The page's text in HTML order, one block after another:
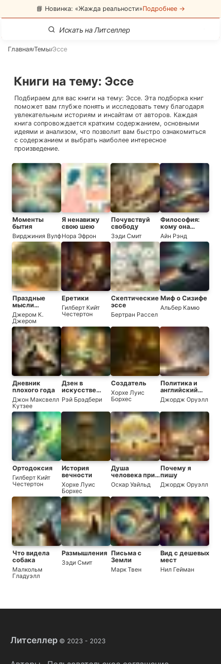
📘 Новинка: «Жажда реальности»Подробнее →
Главная/Темы/Эссе
Книги на тему: Эссе
Подбираем для вас книги на тему: Эссе. Эта подборка книг
поможет вам глубже понять и исследовать тему благодаря
увлекательным историям и инсайтам от авторов. Каждая
книга сопровождается кратким содержанием, основными
идеями и анализом, что позволит вам быстро ознакомиться
с содержанием и выбрать наиболее интересное
произведение.
Моменты
бытия
Вирджиния Вулф
Я ненавижу
свою шею
Нора Эфрон
Почувствуй
свободу
Зэди Смит
Философия:
кому она
нужна
Айн Рэнд
Праздные
мысли
праздного
человека
Джером К.
Джером
Еретики
Гилберт Кийт
Честертон
Скептические
эссе
Бертран Рассел
Миф о Сизифе
Альбер Камю
Дневник
плохого года
Джон Максвелл
Кутзее
Дзен в
искусстве
написания
книг
Рэй Брэдбери
Создатель
Хорхе Луис
Борхес
Политика и
английский
язык
Джордж Оруэлл
Ортодоксия
Гилберт Кийт
Честертон
История
вечности
Хорхе Луис
Борхес
Душа
человека при
социализме
Оскар Уайльд
Почему я
пишу
Джордж Оруэлл
Что видела
собака
Малкольм
Гладуэлл
Размышления
Зэди Смит
Письма с
Земли
Марк Твен
Вид с дешевых
мест
Нил Гейман
Литселлер © 2023 - 2023